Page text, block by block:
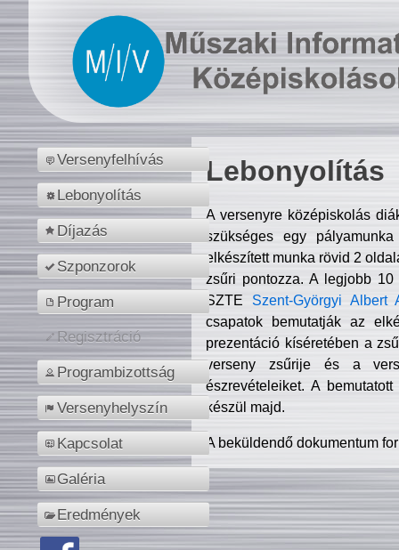
Versenyfelhívás
Lebonyolítás
Díjazás
Szponzorok
Program
Regisztráció
Programbizottság
Versenyhelyszín
Kapcsolat
Galéria
Eredmények
Lebonyolítás
A versenyre középiskolás
szükséges egy
elkészített munka rövid 2
zsűri pontozza. A legjobb
SZTE Szent-Györgyi Albert
csapatok bemutatják az
prezentáció kíséretében a
verseny zsűrije és a
észrevételeiket. A
készül majd.
A beküldendő dokumentum